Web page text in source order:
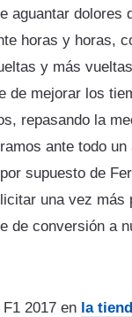
aguantar dolores
horas y horas,
y más
de mejorar los
repasando la
ante todo
supuesto de
una vez más
de conversión a
2017 en la